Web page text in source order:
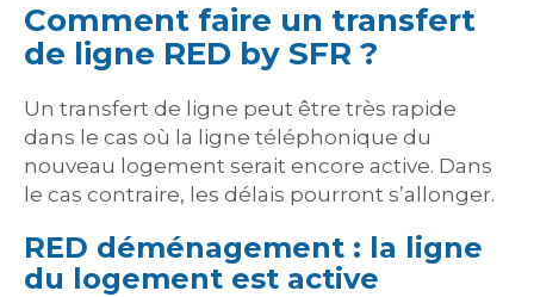
Comment faire un transfert
de ligne RED by SFR ?
Un transfert de ligne peut être très rapide
dans le cas où la ligne téléphonique du
nouveau logement serait encore active. Dans
le cas contraire, les délais pourront s’allonger.
RED déménagement : la ligne
du logement est active